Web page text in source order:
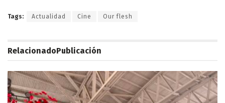
Tags: Actualidad Cine Our flesh
RelacionadoPublicación